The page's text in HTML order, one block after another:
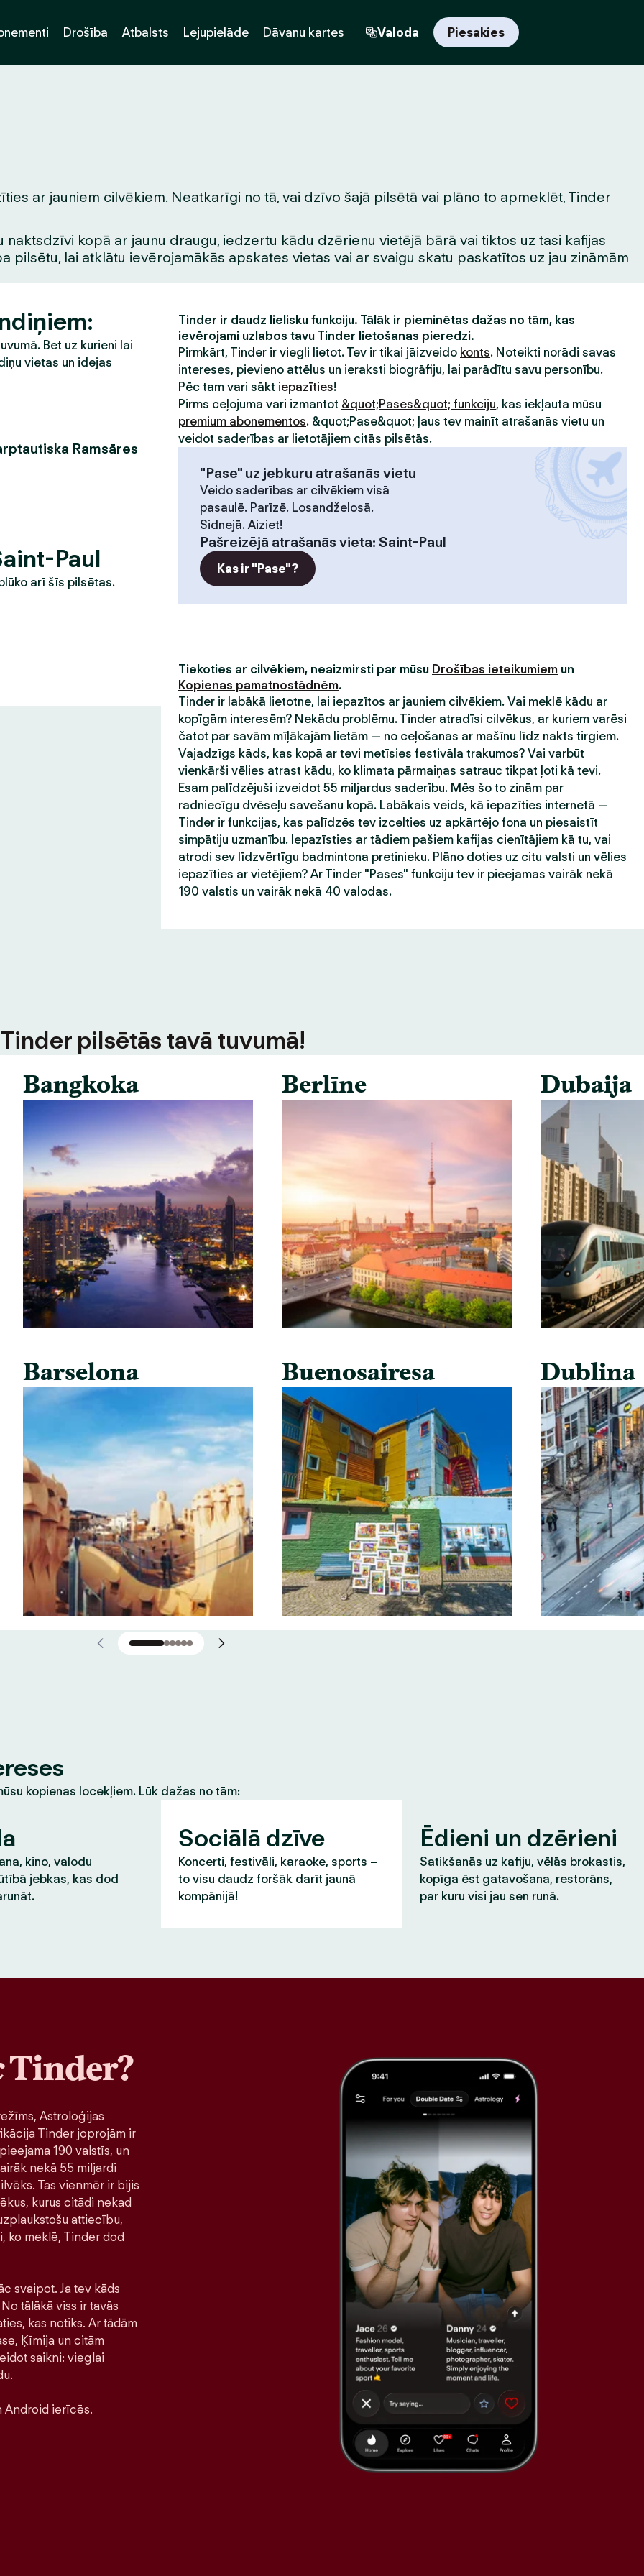
Drošība Atbalsts Lejupielāde Dāvanu kartes Valoda Piesakies
ar jauniem cilvēkiem. Neatkarīgi no tā, vai dzīvo šajā pilsētā vai plāno to apmeklēt, Tinder
kopā ar jaunu draugu, iedzertu kādu dzērienu vietējā bārā vai tiktos uz tasi kafijas
pilsētu, lai atklātu ievērojamākās apskates vietas vai ar svaigu skatu paskatītos uz jau zināmām
Bet uz kurieni lai
vietas un idejas
Ramsāres
Paul
arī šīs pilsētas.
Tinder ir daudz lielisku funkciju. Tālāk ir pieminētas dažas no tām, kas
ievērojami uzlabos tavu Tinder lietošanas pieredzi.
Pirmkārt, Tinder ir viegli lietot. Tev ir tikai jāizveido konts. Noteikti norādi savas
intereses, pievieno attēlus un ieraksti biogrāfiju, lai parādītu savu personību.
Pēc tam vari sākt iepazīties!
Pirms ceļojuma vari izmantot &quot;Pases&quot; funkciju, kas iekļauta mūsu
premium abonementos. &quot;Pase&quot; ļaus tev mainīt atrašanās vietu un
veidot saderības ar lietotājiem citās pilsētās.
"Pase" uz jebkuru atrašanās vietu
Veido saderības ar cilvēkiem visā
pasaulē. Parīzē. Losandželosā.
Sidnejā. Aiziet!
Pašreizējā atrašanās vieta: Saint-Paul
Kas ir "Pase"?
Tiekoties ar cilvēkiem, neaizmirsti par mūsu Drošības ieteikumiem un
Kopienas pamatnostādnēm.
Tinder ir labākā lietotne, lai iepazītos ar jauniem cilvēkiem. Vai meklē kādu ar
kopīgām interesēm? Nekādu problēmu. Tinder atradīsi cilvēkus, ar kuriem varēsi
čatot par savām mīļākajām lietām — no ceļošanas ar mašīnu līdz nakts tirgiem.
Vajadzīgs kāds, kas kopā ar tevi metīsies festivāla trakumos? Vai varbūt
vienkārši vēlies atrast kādu, ko klimata pārmaiņas satrauc tikpat ļoti kā tevi.
Esam palīdzējuši izveidot 55 miljardus saderību. Mēs šo to zinām par
radniecīgu dvēseļu savešanu kopā. Labākais veids, kā iepazīties internetā —
Tinder ir funkcijas, kas palīdzēs tev izcelties uz apkārtējo fona un piesaistīt
simpātiju uzmanību. Iepazīsties ar tādiem pašiem kafijas cienītājiem kā tu, vai
atrodi sev līdzvērtīgu badmintona pretinieku. Plāno doties uz citu valsti un vēlies
iepazīties ar vietējiem? Ar Tinder "Pases" funkciju tev ir pieejamas vairāk nekā
190 valstis un vairāk nekā 40 valodas.
pilsētās tavā tuvumā!
Bangkoka
Barselona
Berlīne
Buenosairesa
Dubaija
Dublina
kopienas locekļiem. Lūk dažas no tām:
kino, valodu
jebkas, kas dod
Sociālā dzīve
Koncerti, festivāli, karaoke, sports –
to visu daudz foršāk darīt jaunā
kompānijā!
Ēdieni un dzērieni
Satikšanās uz kafiju, vēlās brokastis,
kopīga ēst gatavošana, restorāns,
par kuru visi jau sen runā.
Tinder?
Astroloģijas
Tinder joprojām ir
190 valstīs, un
nekā 55 miljardi
Tas vienmēr ir bijis
kurus citādi nekad
attiecību,
ko meklē, Tinder dod
svaipot. Ja tev kāds
tālākā viss ir tavās
kas notiks. Ar tādām
Ķīmija un citām
saikni: vieglai
Android ierīcēs.